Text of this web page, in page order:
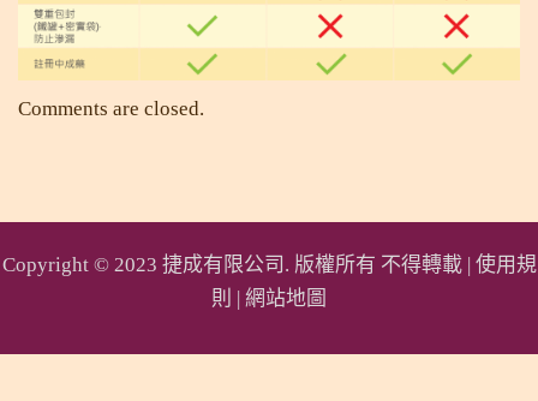
Comments are closed.
Copyright © 2023 捷成有限公司. 版權所有 不得轉載 | 使用規
則 | 網站地圖